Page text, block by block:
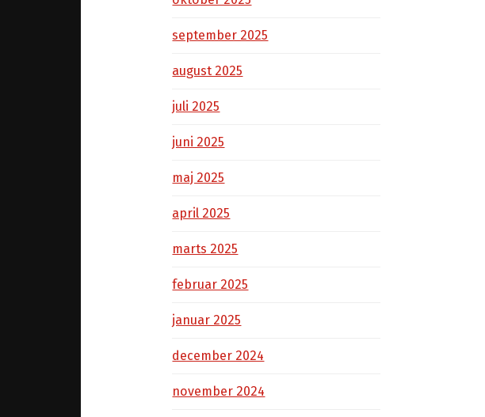
september 2025
august 2025
juli 2025
juni 2025
maj 2025
april 2025
marts 2025
februar 2025
januar 2025
december 2024
november 2024